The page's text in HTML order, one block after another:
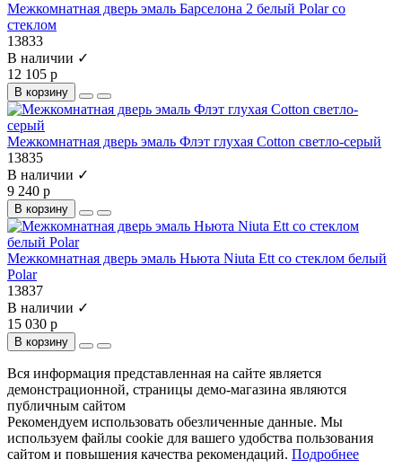
Межкомнатная дверь эмаль Барселона 2 белый Polar со
стеклом
13833
В наличии ✓
12 105 р
В корзину
Межкомнатная дверь эмаль Флэт глухая Cotton светло-серый
13835
В наличии ✓
9 240 р
В корзину
Межкомнатная дверь эмаль Ньюта Niuta Ett со стеклом белый
Polar
13837
В наличии ✓
15 030 р
В корзину
Вся информация представленная на сайте является
демонстрационной, страницы демо-магазина являются
публичным сайтом
Рекомендуем использовать обезличенные данные. Мы
используем файлы cookie для вашего удобства пользования
сайтом и повышения качества рекомендаций. Подробнее